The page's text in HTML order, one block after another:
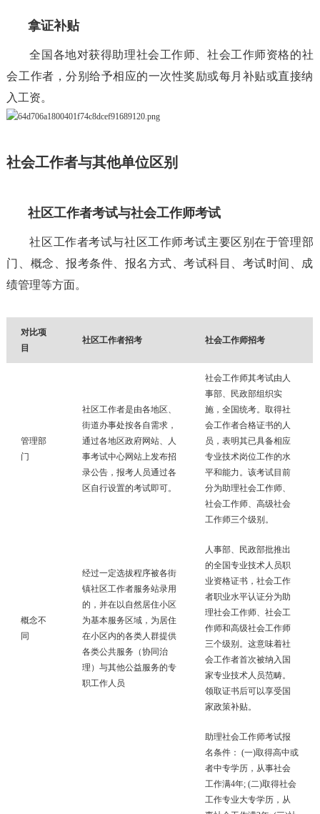
拿证补贴
全国各地对获得助理社会工作师、社会工作师资格的社
会工作者，分别给予相应的一次性奖励或每月补贴或直接纳
入工资。
社会工作者与其他单位区别
社区工作者考试与社会工作师考试
社区工作者考试与社区工作师考试主要区别在于管理部
门、概念、报考条件、报名方式、考试科目、考试时间、成
绩管理等方面。
对比项
目
社区工作者招考 社会工作师招考
管理部
门
社区工作者是由各地区、
街道办事处按各自需求，
通过各地区政府网站、人
事考试中心网站上发布招
录公告，报考人员通过各
区自行设置的考试即可。
社会工作师其考试由人
事部、民政部组织实
施，全国统考。取得社
会工作者合格证书的人
员，表明其已具备相应
专业技术岗位工作的水
平和能力。该考试目前
分为助理社会工作师、
社会工作师、高级社会
工作师三个级别。
概念不
同
经过一定选拔程序被各街
镇社区工作者服务站录用
的，并在以自然居住小区
为基本服务区域，为居住
在小区内的各类人群提供
各类公共服务（协同治
理）与其他公益服务的专
职工作人员
人事部、民政部批推出
的全国专业技术人员职
业资格证书，社会工作
者职业水平认证分为助
理社会工作师、社会工
作师和高级社会工作师
三个级别。这意味着社
会工作者首次被纳入国
家专业技术人员范畴。
领取证书后可以享受国
家政策补贴。
助理社会工作师考试报
名条件： (一)取得高中或
者中专学历，从事社会
工作满4年; (二)取得社会
工作专业大专学历，从